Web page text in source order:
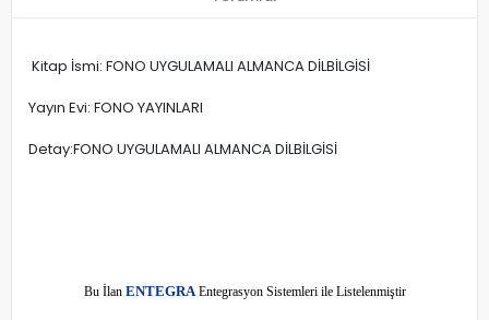
Kitap İsmi: FONO UYGULAMALI ALMANCA DİLBİLGİSİ
Yayın Evi: FONO YAYINLARI
Detay:FONO UYGULAMALI ALMANCA DİLBİLGİSİ
Bu İlan ENTEGRAEntegrasyon Sistemleri ile Listelenmiştir